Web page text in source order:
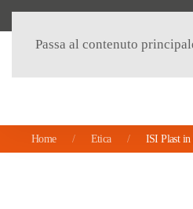
Passa al contenuto
Home Etica ISI Plast in